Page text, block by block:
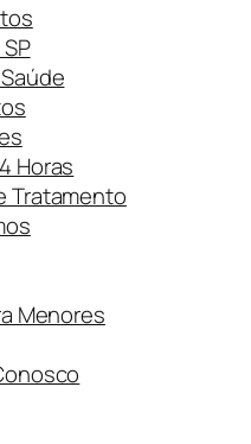
Horas
Tratamento
Menores